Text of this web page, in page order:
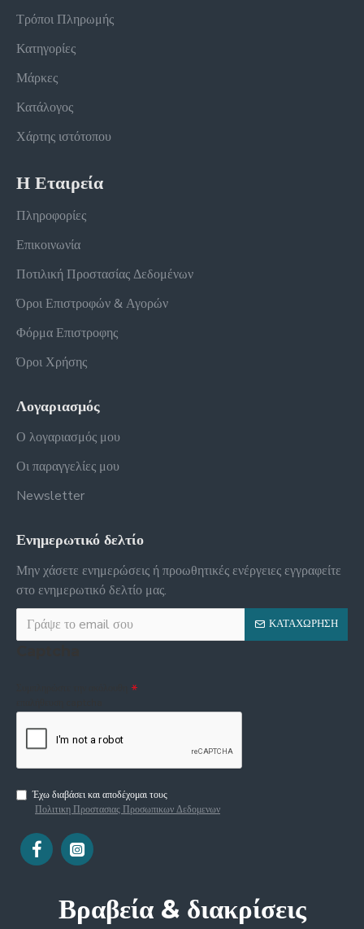
Τρόποι Πληρωμής
Κατηγορίες
Μάρκες
Κατάλογος
Χάρτης ιστότοπου
Η Εταιρεία
Πληροφορίες
Επικοινωνία
Ποτιλική Προστασίας Δεδομένων
Όροι Επιστροφών & Αγορών
Φόρμα Επιστροφης
Όροι Χρήσης
Λογαριασμός
Ο λογαριασμός μου
Οι παραγγελίες μου
Newsletter
Ενημερωτικό δελτίο
Μην χάσετε ενημερώσεις ή προωθητικές ενέργειες εγγραφείτε
στο ενημερωτικό δελτίο μας.
ΚΑΤΑΧΏΡΗΣΗ
Έχω διαβάσει και αποδέχομαι τους
Πολιτικη Προστασιας Προσωπικων Δεδομενων
Βραβεία & διακρίσεις